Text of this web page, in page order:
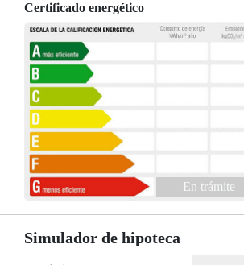
Certificado energético
En trámite
Simulador de hipoteca